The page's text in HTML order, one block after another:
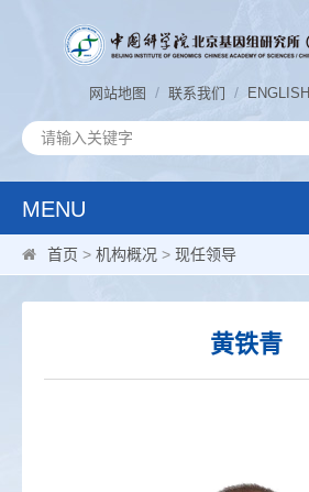
网站地图 / 联系我们 / ENGLISH
MENU
首页 > 机构概况 > 现任领导
黄铁青